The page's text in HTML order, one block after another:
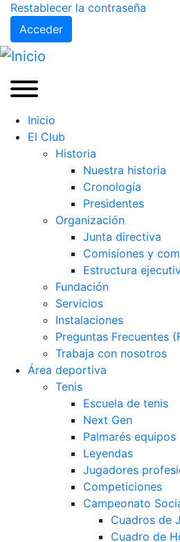
Restablecer la contraseña
Acceder
Inicio
El Club
Historia
Nuestra historia
Cronología
Presidentes
Organización
Junta directiva
Comisiones y
Estructura
Fundación
Servicios
Instalaciones
Preguntas Frecuentes
Trabaja con nosotros
Área deportiva
Tenis
Escuela de tenis
Next Gen
Palmarés equipos
Leyendas
Jugadores
Competiciones
Campeonato
Cuadros de
Cuadro de